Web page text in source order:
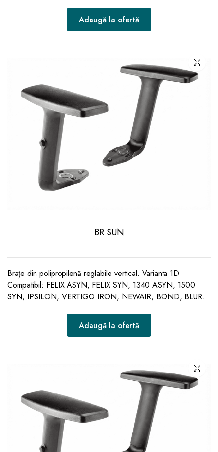
Adaugă la ofertă
BR SUN
Brațe din polipropilenă reglabile vertical. Varianta 1D
Compatibil: FELIX ASYN, FELIX SYN, 1340 ASYN, 1500
SYN, IPSILON, VERTIGO IRON, NEWAIR, BOND, BLUR.
Adaugă la ofertă